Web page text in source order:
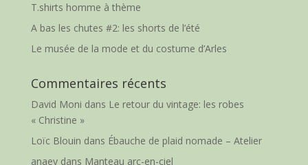
T.shirts homme à thème
A bas les chutes #2: les shorts de l’été
Le musée de la mode et du costume d’Arles
Commentaires récents
David Moni dans Le retour du vintage: les robes
« Christine »
Loïc Blouin dans Ébauche de plaid nomade – Atelier
anaeydans Manteau arc-en-ciel